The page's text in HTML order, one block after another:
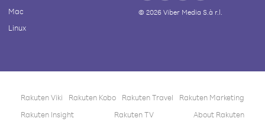
Mac
Linux
© 2026Viber Media S.à r.l.
Rakuten Viki Rakuten Kobo Rakuten Travel
Rakuten Marketing
Rakuten Insight
Rakuten TV About Rakuten